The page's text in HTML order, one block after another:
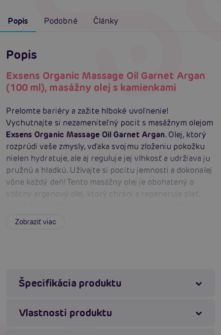
Popis Podobné Články
Popis
Exsens Organic Massage Oil Garnet Argan
(100 ml), masážny olej s kamienkami
Prelomte bariéry a zažite hlboké uvoľnenie!
Vychutnajte si nezameniteľný pocit s masážnym olejom
Exsens Organic Massage Oil Garnet Argan. Olej, ktorý
rozprúdi vaše zmysly, vďaka svojmu zloženiu pokožku
nielen hydratuje, ale aj reguluje jej vlhkosť a udržiava ju
pružnú a hladkú. Užívajte si pocitu jemnosti a dokonalej
vône každý deň! Tento masážny olej je obohatený o
vzácny arganový olej, ktorý chráni a regeneruje pleť,
únavu. Je ideálny pre každodenné použitie a ľahko sa
Absorbcia:
ľahký a rýchlo sa vstrebávajúci olej
Vôňa:božská a zmyselná
Certifikácia:Cosmos Organic certifikovaná
Zobraziť viac
Špecifikácia produktu
Vlastnosti produktu